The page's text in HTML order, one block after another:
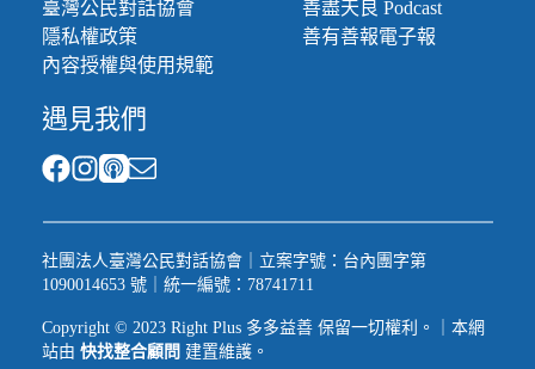
《抵
臺灣公民對話協會
隱私權政策
內容授權與使用規範
善盡天良 Podcast
善有善報電子報
遇見我們
社團法人臺灣公民對話協會｜立案字號：台內團字第
1090014653 號｜統一編號：78741711
Copyright © 2023 Right Plus 多多益善 保留一切權利。｜本網
站由 快找整合顧問 建置維護。